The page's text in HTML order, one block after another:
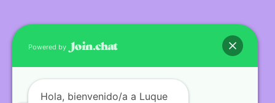
Powered by
Hola, bienvenido/a a Luque